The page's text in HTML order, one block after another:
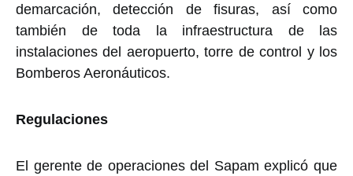
demarcación, detección de fisuras, así como
también de toda la infraestructura de las
instalaciones del aeropuerto, torre de control y los
Bomberos Aeronáuticos.
Regulaciones
El gerente de operaciones del Sapam explicó que